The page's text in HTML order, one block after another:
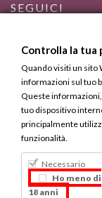
SEGUICI
Controlla la tua
Quando visiti un sito
informazioni sul tuo
Queste
tuo dispositivo
principalmente
funzionalità.
Necessario
Ho meno di
18 anni